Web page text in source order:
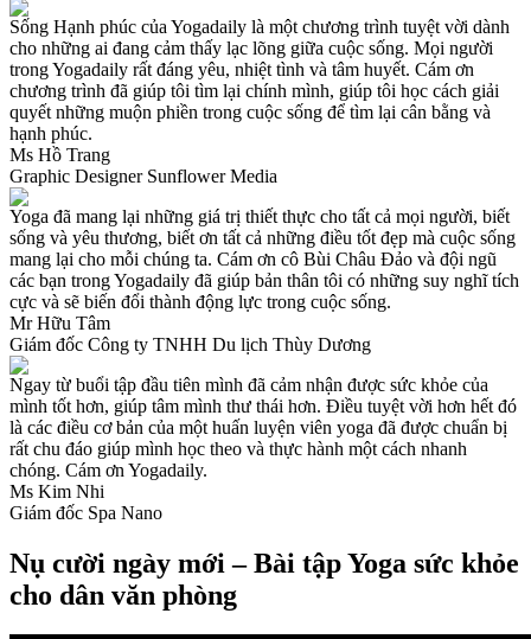
Sống Hạnh phúc của Yogadaily là một chương trình tuyệt vời dành
cho những ai đang cảm thấy lạc lõng giữa cuộc sống. Mọi người
trong Yogadaily rất đáng yêu, nhiệt tình và tâm huyết. Cám ơn
chương trình đã giúp tôi tìm lại chính mình, giúp tôi học cách giải
quyết những muộn phiền trong cuộc sống để tìm lại cân bằng và
hạnh phúc.
Ms Hồ Trang
Graphic Designer Sunflower Media
Yoga đã mang lại những giá trị thiết thực cho tất cả mọi người, biết
sống và yêu thương, biết ơn tất cả những điều tốt đẹp mà cuộc sống
mang lại cho mỗi chúng ta. Cám ơn cô Bùi Châu Đảo và đội ngũ
các bạn trong Yogadaily đã giúp bản thân tôi có những suy nghĩ tích
cực và sẽ biến đổi thành động lực trong cuộc sống.
Mr Hữu Tâm
Giám đốc Công ty TNHH Du lịch Thùy Dương
Ngay từ buổi tập đầu tiên mình đã cảm nhận được sức khỏe của
mình tốt hơn, giúp tâm mình thư thái hơn. Điều tuyệt vời hơn hết đó
là các điều cơ bản của một huấn luyện viên yoga đã được chuẩn bị
rất chu đáo giúp mình học theo và thực hành một cách nhanh
chóng. Cám ơn Yogadaily.
Ms Kim Nhi
Giám đốc Spa Nano
Nụ cười ngày mới – Bài tập Yoga sức khỏe
cho dân văn phòng